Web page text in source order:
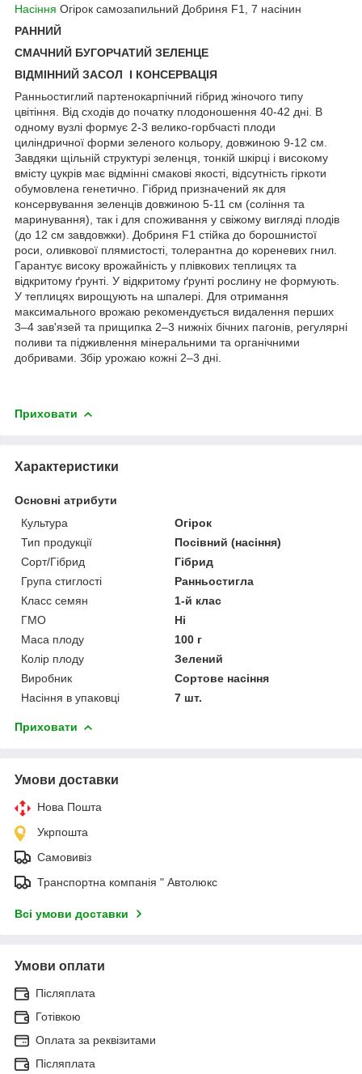
Насіння Огірок самозапильний Добриня F1, 7 насінин
РАННИЙ
СМАЧНИЙ БУГОРЧАТИЙ ЗЕЛЕНЦЕ
ВІДМІННИЙ ЗАСОЛ І КОНСЕРВАЦІЯ
Ранньостиглий партенокарпічний гібрид жіночого типу
цвітіння. Від сходів до початку плодоношення 40-42 дні. В
одному вузлі формує 2-3 велико-горбчасті плоди
циліндричної форми зеленого кольору, довжиною 9-12 см.
Завдяки щільній структурі зеленця, тонкій шкірці і високому
вмісту цукрів має відмінні смакові якості, відсутність гіркоти
обумовлена ​​генетично. Гібрид призначений як для
консервування зеленців довжиною 5-11 см (соління та
маринування), так і для споживання у свіжому вигляді плодів
(до 12 см завдовжки). Добриня F1 стійка до борошнистої
роси, оливкової плямистості, толерантна до кореневих гнил.
Гарантує високу врожайність у плівкових теплицях та
відкритому ґрунті. У відкритому ґрунті рослину не формують.
У теплицях вирощують на шпалері. Для отримання
максимального врожаю рекомендується видалення перших
3–4 зав'язей та прищипка 2–3 нижніх бічних пагонів, регулярні
поливи та підживлення мінеральними та органічними
добривами. Збір урожаю кожні 2–3 дні.
Приховати
Характеристики
Основні атрибути
Культура
Огірок
Тип продукції
Посівний (насіння)
Сорт/Гібрид
Гібрид
Група стиглості
Ранньостигла
Класс семян
1-й клас
ГМО
Ні
Маса плоду
100 г
Колір плоду
Зелений
Виробник
Сортове насіння
Насіння в упаковці
7 шт.
Приховати
Умови доставки
Нова Пошта
Укрпошта
Самовивіз
Транспортна компанія " Автолюкс
Всі умови доставки
Умови оплати
Післяплата
Готівкою
Оплата за реквізитами
Післяплата